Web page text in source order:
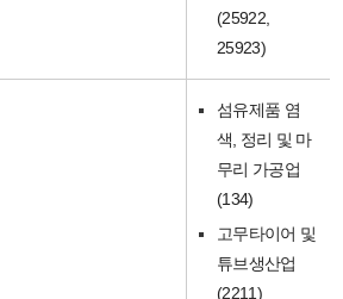
(25922,
25923)
섬유제품 염
색, 정리 및 마
무리 가공업
(134)
고무타이어 및
튜브생산업
(2211)